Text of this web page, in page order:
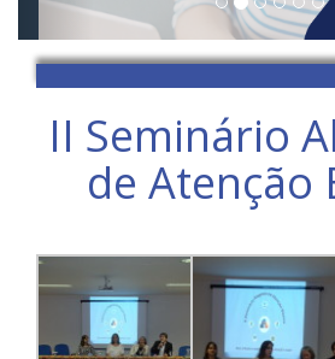
II Seminário
de Atenção